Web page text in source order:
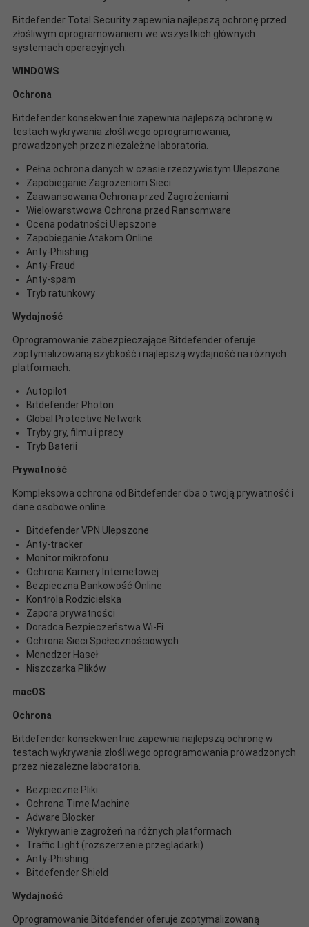
Bitdefender Total Security zapewnia najlepszą ochronę przed
złośliwym oprogramowaniem we wszystkich głównych
systemach operacyjnych.
WINDOWS
Ochrona
Bitdefender konsekwentnie zapewnia najlepszą ochronę w
testach wykrywania złośliwego oprogramowania,
prowadzonych przez niezależne laboratoria.
Pełna ochrona danych w czasie rzeczywistym Ulepszone
Zapobieganie Zagrożeniom Sieci
Zaawansowana Ochrona przed Zagrożeniami
Wielowarstwowa Ochrona przed Ransomware
Ocena podatności Ulepszone
Zapobieganie Atakom Online
Anty-Phishing
Anty-Fraud
Anty-spam
Tryb ratunkowy
Wydajność
Oprogramowanie zabezpieczające Bitdefender oferuje
zoptymalizowaną szybkość i najlepszą wydajność na różnych
platformach.
Autopilot
Bitdefender Photon
Global Protective Network
Tryby gry, filmu i pracy
Tryb Baterii
Prywatność
Kompleksowa ochrona od Bitdefender dba o twoją prywatność i
dane osobowe online.
Bitdefender VPN Ulepszone
Anty-tracker
Monitor mikrofonu
Ochrona Kamery Internetowej
Bezpieczna Bankowość Online
Kontrola Rodzicielska
Zapora prywatności
Doradca Bezpieczeństwa Wi-Fi
Ochrona Sieci Społecznościowych
Menedżer Haseł
Niszczarka Plików
macOS
Ochrona
Bitdefender konsekwentnie zapewnia najlepszą ochronę w
testach wykrywania złośliwego oprogramowania prowadzonych
przez niezależne laboratoria.
Bezpieczne Pliki
Ochrona Time Machine
Adware Blocker
Wykrywanie zagrożeń na różnych platformach
Traffic Light (rozszerzenie przeglądarki)
Anty-Phishing
Bitdefender Shield
Wydajność
Oprogramowanie Bitdefender oferuje zoptymalizowaną